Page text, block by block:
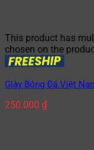
This product has
chosen on the
Giày Bóng Đá Việt
250.000 ₫